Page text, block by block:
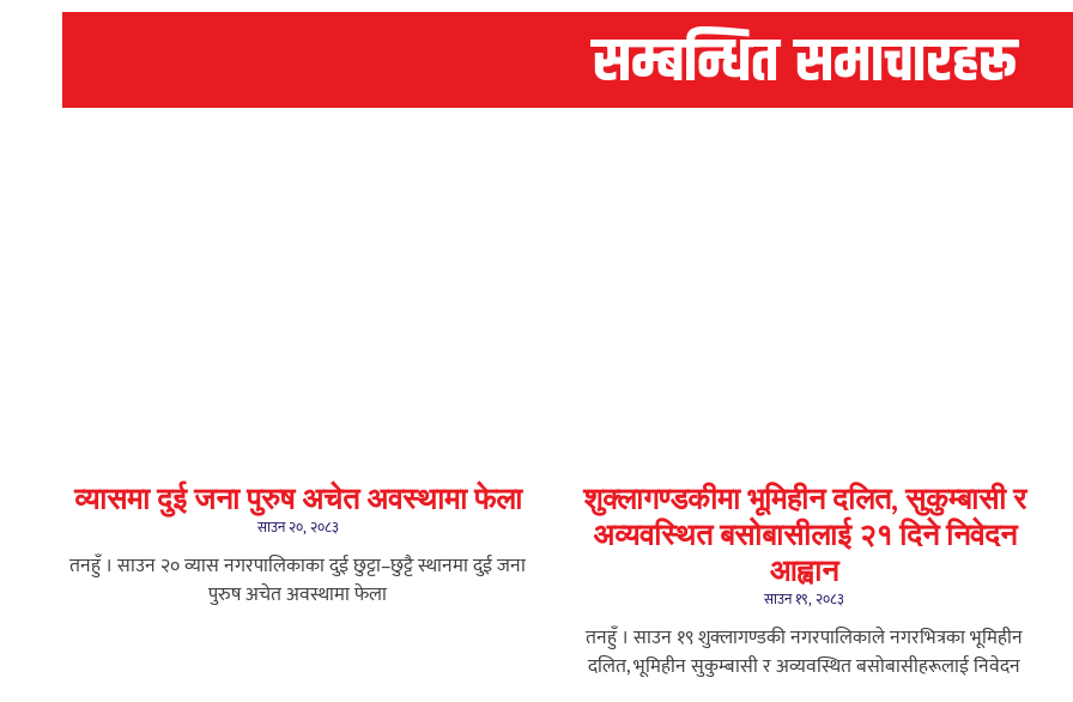
सम्बन्धित समाचारहरू
व्यासमा दुई जना पुरुष अचेत अवस्थामा फेला
साउन २०, २०८३
तनहुँ । साउन २० व्यास नगरपालिकाका दुई छुट्टा–छुट्टै स्थानमा दुई जना
पुरुष अचेत अवस्थामा फेला
शुक्लागण्डकीमा भूमिहीन दलित, सुकुम्बासी र
अव्यवस्थित बसोबासीलाई २१ दिने निवेदन
आह्वान
साउन १९, २०८३
तनहुँ । साउन १९ शुक्लागण्डकी नगरपालिकाले नगरभित्रका भूमिहीन
दलित, भूमिहीन सुकुम्बासी र अव्यवस्थित बसोबासीहरूलाई निवेदन